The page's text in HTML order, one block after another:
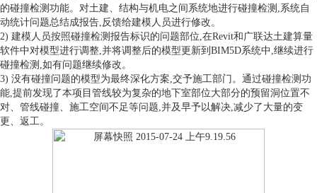
的碰撞检测功能。对土建、结构与机电之间系统地进行碰撞检测,系统自
动统计问题总结成报告,反馈给建模人员进行修改。
2) 建模人员按照碰撞检测报告标识的问题部位,在Revit和广联达土建算量
软件中对模型进行调整,并将调整后的模型更新到BIM5D系统中,继续进行
碰撞检测,如有问题继续修改。
3) 没有碰撞问题的模型为最终深化方案,交予施工部门。通过碰撞检测功
能,提前发现了本项目管线较为复杂的地下室部位大部分的预留洞位置不
对、管线碰撞、施工空间不足等问题,并及早予以解决,减少了大量的变
更、返工。